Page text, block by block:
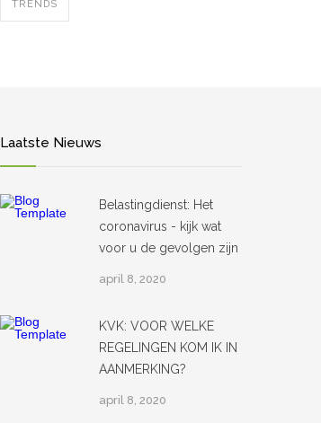
TRENDS
Laatste Nieuws
Belastingdienst: Het
coronavirus - kijk wat
voor u de gevolgen zijn
april 8, 2020
KVK: VOOR WELKE
REGELINGEN KOM IK IN
AANMERKING?
april 8, 2020